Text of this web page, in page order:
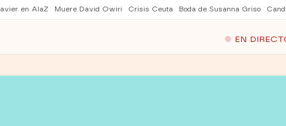
en AlaZ Muere David Owiri Crisis Ceuta Boda de Susanna Griso
EN